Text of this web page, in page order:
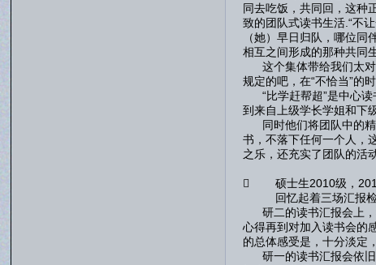
同去吃饭，共同回，这种
致的团队式读书生活.“不
（她）早日归队，哪位
相互之间形成的那种共同
这个集体带给我们太对
规定的吧，在“不恰当”的
“比学赶帮超”是中心读
到来自上级学长学姐和下
同时他们将团队中的精
书，不落下任何一个人，
之乐，还充实了团队的活
 硕士生2010级，2011
回忆起着三场汇报检
研二的读书汇报会上，
心得再到对加入读书会的
的总体感受是，十分淡定
研一的读书汇报会依旧